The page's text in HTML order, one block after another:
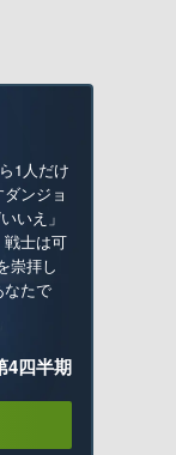
1人だけ
ンジョ
いえ」
戦士は可
崇拝し
なたで
4四半期